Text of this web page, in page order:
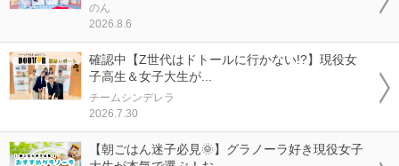
のん
2026.8.6
確認中【Z世代はドトールに行かない!?】現役女
子高生＆女子大生が...
チームシンデレラ
2026.7.30
【朝ごはん迷子必見🌞】グラノーラ好き現役女子